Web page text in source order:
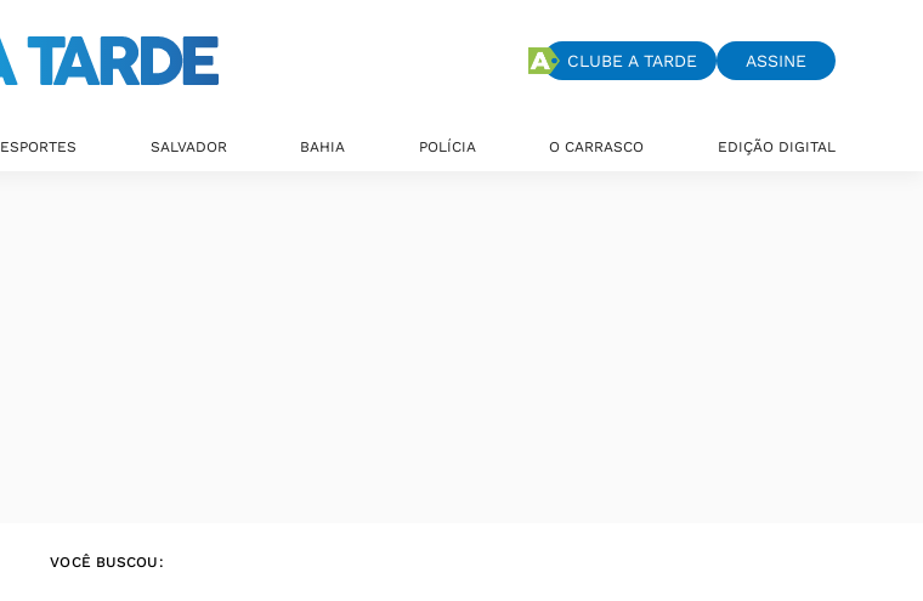
CLUBE A TARDE ASSINE
ESPORTES SALVADOR BAHIA POLÍCIA O CARRASCO EDIÇÃO DIGITAL
VOCÊ BUSCOU: